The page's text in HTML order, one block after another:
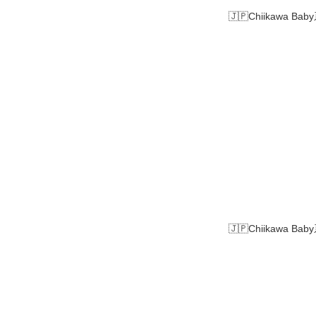
🇯🇵Chiikawa Baby
🇯🇵Chiikawa Baby